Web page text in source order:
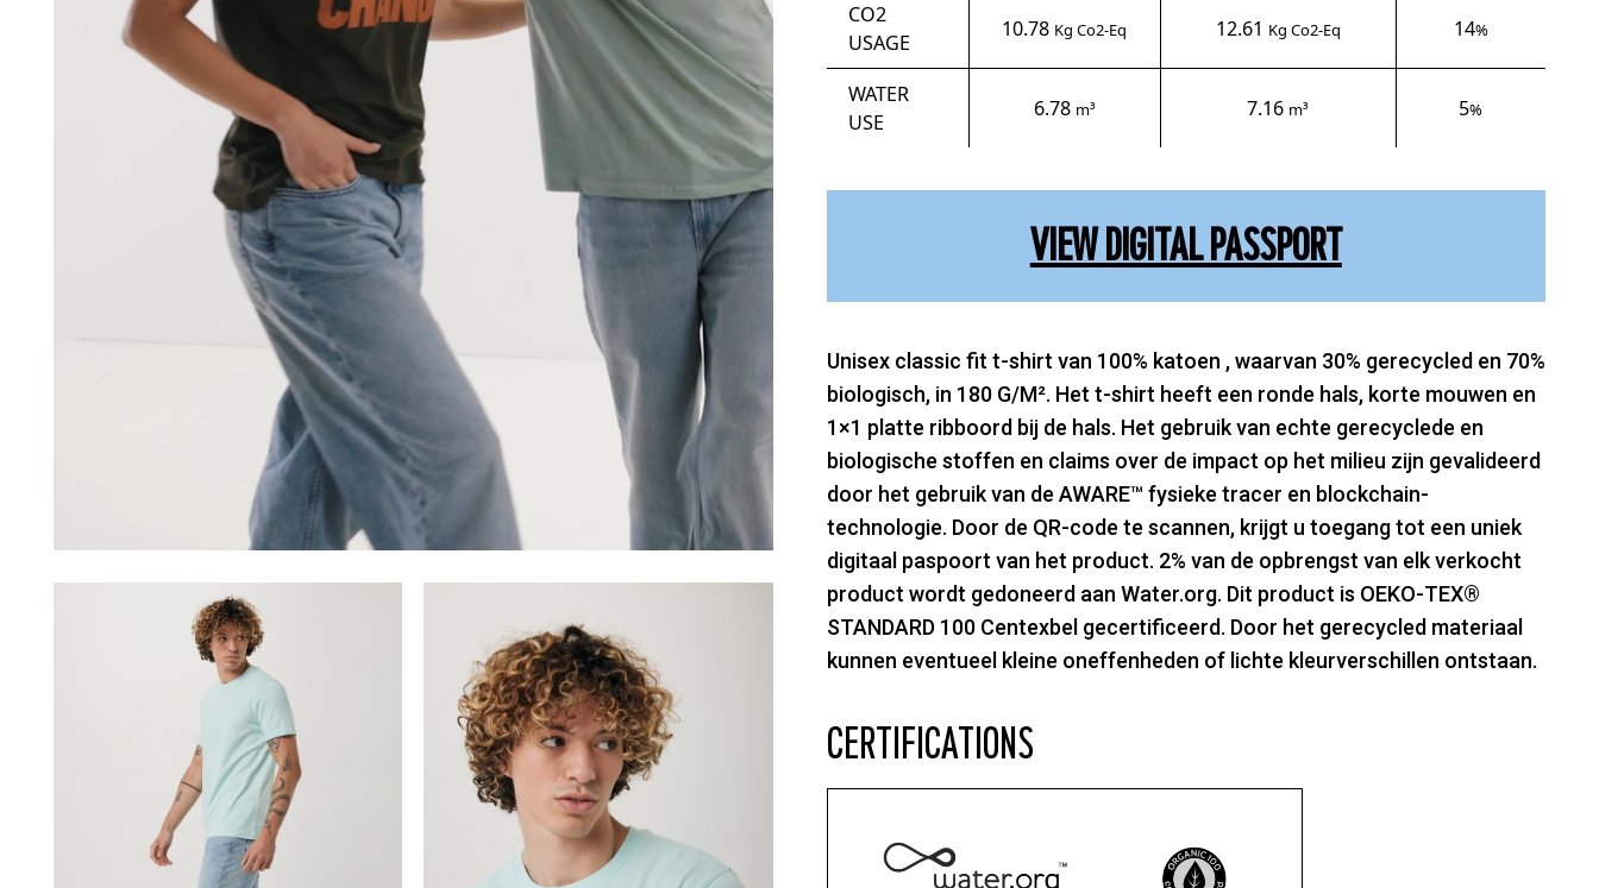
CO2
USAGE
10.78 Kg Co2-Eq 12.61 Kg Co2-Eq 14%
WATER
USE
6.78 m³ 7.16 m³ 5%
VIEW DIGITAL PASSPORT
Unisex classic fit t-shirt van 100% katoen , waarvan 30% gerecycled en 70%
biologisch, in 180 G/M². Het t-shirt heeft een ronde hals, korte mouwen en
1×1 platte ribboord bij de hals. Het gebruik van echte gerecyclede en
biologische stoffen en claims over de impact op het milieu zijn gevalideerd
door het gebruik van de AWARE™ fysieke tracer en blockchain-
technologie. Door de QR-code te scannen, krijgt u toegang tot een uniek
digitaal paspoort van het product. 2% van de opbrengst van elk verkocht
product wordt gedoneerd aan Water.org. Dit product is OEKO-TEX®
STANDARD 100 Centexbel gecertificeerd. Door het gerecycled materiaal
kunnen eventueel kleine oneffenheden of lichte kleurverschillen ontstaan.
CERTIFICATIONS